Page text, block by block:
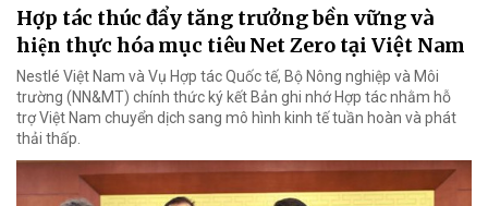
Hợp tác thúc đẩy tăng trưởng bền vững và
hiện thực hóa mục tiêu Net Zero tại Việt Nam
Nestlé Việt Nam và Vụ Hợp tác Quốc tế, Bộ Nông nghiệp và Môi
trường (NN&MT) chính thức ký kết Bản ghi nhớ Hợp tác nhằm hỗ
trợ Việt Nam chuyển dịch sang mô hình kinh tế tuần hoàn và phát
thải thấp.